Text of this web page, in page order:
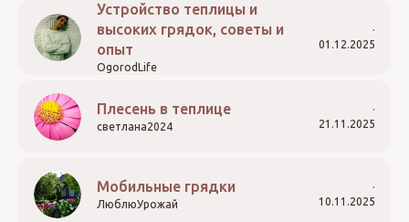
Устройство теплицы и
высоких грядок, советы и
опыт
OgorodLife
01.12.2025
Плесень в теплице
светлана2024 21.11.2025
Мобильные грядки
ЛюблюУрожай 10.11.2025